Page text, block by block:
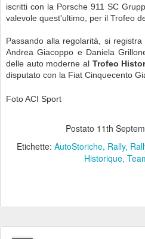
iscritti con la Porsche 911 SC
valevole quest'ultimo, per il Trofeo
Passando alla regolarità, si
Andrea Giacoppo e Daniela
delle auto moderne al Trofeo
disputato con la Fiat Cinquecento
Foto ACI Sport
Postato 11th
Etichette: AutoStoriche Rally
Historique